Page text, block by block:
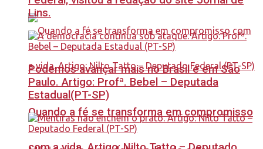
Quando a fé se transforma em compromisso
Lins.
Podemos avançar mais no Brasil e em São
Paulo. Artigo: Profª. Bebel – Deputada
Estadual(PT-SP)